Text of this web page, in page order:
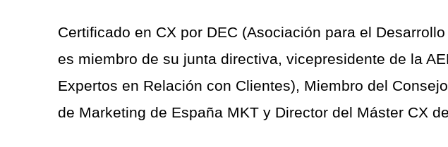
Certificado en CX por DEC (Asociación para el
es miembro de su junta directiva, vicepresidente de la
Expertos en Relación con Clientes), Miembro del
de Marketing de España MKT y Director del Máster CX